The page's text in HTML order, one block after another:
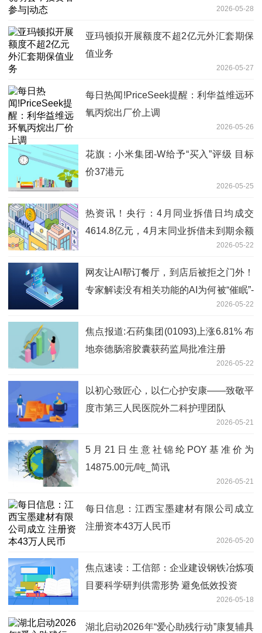
2026-05-28
亚玛顿拟开展额度不超2亿元外汇套期保
值业务
2026-05-27
每日热闻!PriceSeek提醒：利华益维远环
氧丙烷出厂价上调
2026-05-26
花旗：小米集团-W给予“买入”评级 目标
价37港元
2026-05-25
热资讯！央行：4月同业拆借日均成交
4614.8亿元，4月末同业拆借未到期余额
2026-05-22
网友让AI帮订餐厅，到店后被拒之门外！
专家解读没有相关功能的AI为何被“催眠”-
2026-05-22
焦点报道:石药集团(01093)上涨6.81% 布
地奈德肠溶胶囊获药监局批准注册
2026-05-22
以初心致匠心，以仁心护安康——致敬平
度市第三人民医院外二科护理团队
2026-05-21
5月21日生意社锦纶POY基准价为
14875.00元/吨_简讯
2026-05-21
每日信息：江西宝墨建材有限公司成立
注册资本43万人民币
2026-05-20
焦点速读：工信部：企业建设钢铁冶炼项
目要科学研判供需形势 避免低效投资
2026-05-18
湖北启动2026年“爱心助残行动”康复辅具